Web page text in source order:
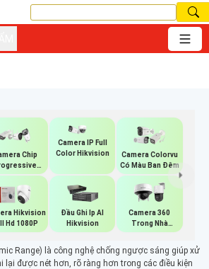
Chip
CMOS
Camera IP Full
Color Hikvision
Camera Colorvu
Có Màu Ban Đêm
Hikvision
Hd 1080P
Đầu Ghi Ip AI
Hikvision
Camera 360
Trong Nhà
Hikvision
Range) là công nghệ chống ngược sáng giúp xử
lại được nét hơn, rõ ràng hơn trong các điều kiện